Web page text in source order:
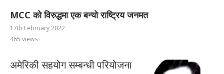
MCC को विरुद्धमा एक बन्यो राष्ट्रिय जनमत
17th February 2022
465 views
अमेरिकी सहयोग सम्बन्धी परियोजना